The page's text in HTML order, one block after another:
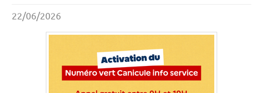
22/06/2026